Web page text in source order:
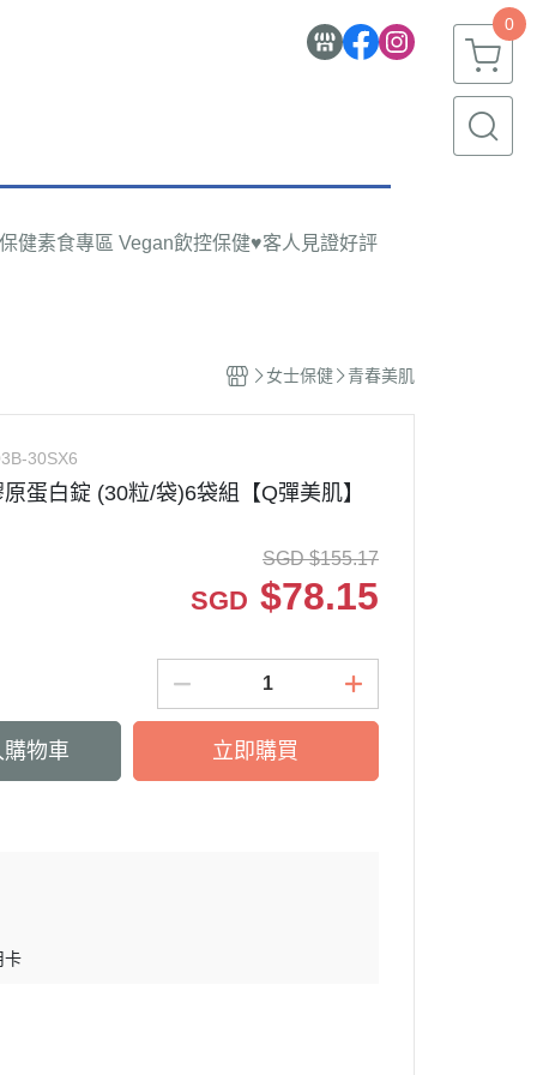
0
健素食專區 Vegan飲控保健♥客人見證好評
女士保健 青春美肌
30SX6
蛋白錠 (30粒/袋)6袋組【Q彈美肌】
SGD $155.17
SGD $78.15
物車 立即購買
卡